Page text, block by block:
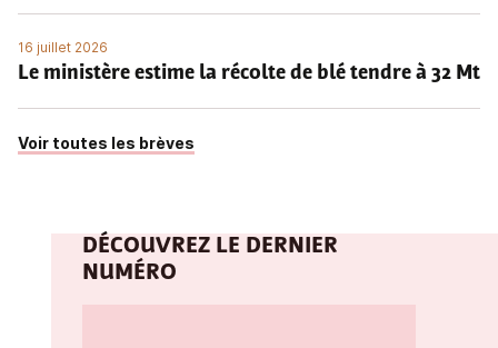
16 juillet 2026
Le ministère estime la récolte de blé tendre à 32 Mt
Voir toutes les brèves
DÉCOUVREZ LE DERNIER
NUMÉRO